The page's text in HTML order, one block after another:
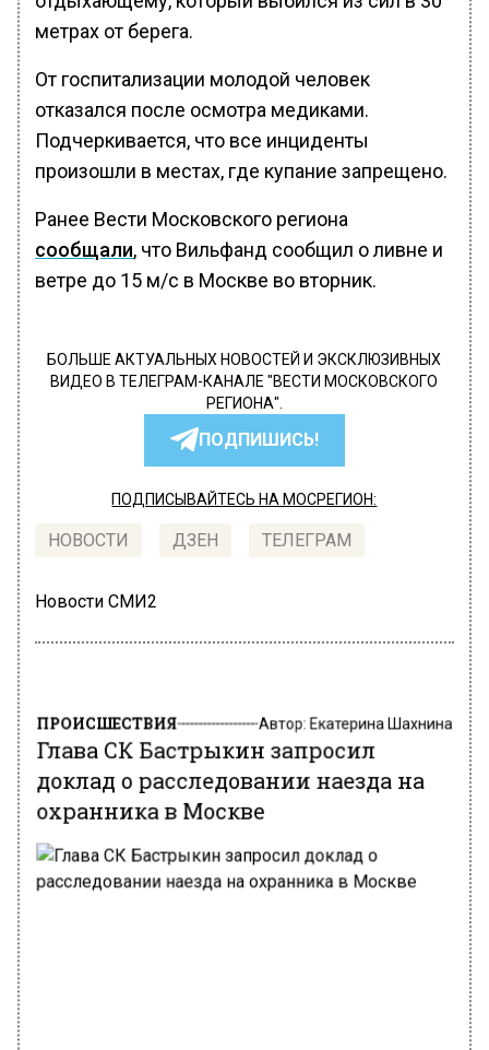
метрах от берега.
От госпитализации молодой человек
отказался после осмотра медиками.
Подчеркивается, что все инциденты
произошли в местах, где купание запрещено.
Ранее Вести Московского региона
сообщали, что Вильфанд сообщил о ливне и
ветре до 15 м/с в Москве во вторник.
БОЛЬШЕ АКТУАЛЬНЫХ НОВОСТЕЙ И ЭКСКЛЮЗИВНЫХ
ВИДЕО В ТЕЛЕГРАМ-КАНАЛЕ "ВЕСТИ МОСКОВСКОГО
РЕГИОНА".
ПОДПИШИСЬ!
ПОДПИСЫВАЙТЕСЬ НА МОСРЕГИОН:
НОВОСТИ ДЗЕН ТЕЛЕГРАМ
Новости СМИ2
ПРОИСШЕСТВИЯ Автор: Екатерина Шахнина
Глава СК Бастрыкин запросил
доклад о расследовании наезда на
охранника в Москве